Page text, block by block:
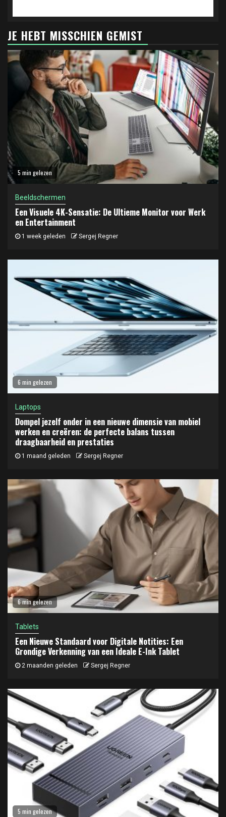
JE HEBT MISSCHIEN GEMIST
5 min gelezen
Beeldschermen
Een Visuele 4K-Sensatie: De Ultieme Monitor voor Werk
en Entertainment
1 week geleden Sergej Regner
6 min gelezen
Laptops
Dompel jezelf onder in een nieuwe dimensie van mobiel
werken en creëren: de perfecte balans tussen
draagbaarheid en prestaties
1 maand geleden Sergej Regner
6 min gelezen
Tablets
Een Nieuwe Standaard voor Digitale Notities: Een
Grondige Verkenning van een Ideale E-Ink Tablet
2 maanden geleden Sergej Regner
5 min gelezen